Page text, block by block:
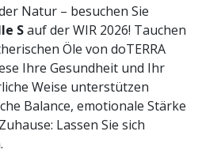
Natur – besuchen Sie
Sauf der WIR 2026! Tauchen
Öle von doTERRA
Ihre Gesundheit und Ihr
Weise unterstützen
Balance, emotionale Stärke
Lassen Sie sich